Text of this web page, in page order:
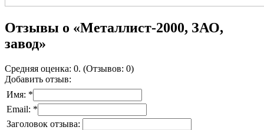
Отзывы о «Металлист-2000, ЗАО,
завод»
Средняя оценка: 0. (Отзывов: 0)
Добавить отзыв:
Имя: *
Email: *
Заголовок отзыва: